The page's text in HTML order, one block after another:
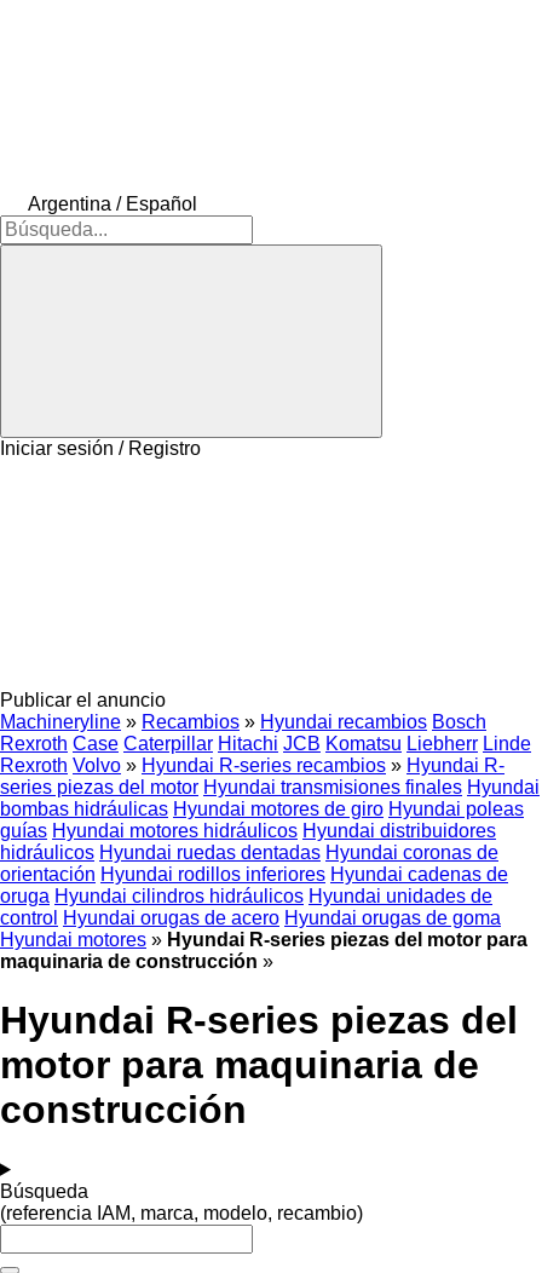
Argentina / Español
Iniciar sesión / Registro
Publicar el anuncio
Machineryline » Recambios » Hyundai recambios Bosch
Rexroth Case Caterpillar Hitachi JCB Komatsu Liebherr Linde
Rexroth Volvo » Hyundai R-series recambios » Hyundai R-
series piezas del motor Hyundai transmisiones finales Hyundai
bombas hidráulicas Hyundai motores de giro Hyundai poleas
guías Hyundai motores hidráulicos Hyundai distribuidores
hidráulicos Hyundai ruedas dentadas Hyundai coronas de
orientación Hyundai rodillos inferiores Hyundai cadenas de
oruga Hyundai cilindros hidráulicos Hyundai unidades de
control Hyundai orugas de acero Hyundai orugas de goma
Hyundai motores » Hyundai R-series piezas del motor para
maquinaria de construcción »
Hyundai R-series piezas del
motor para maquinaria de
construcción
Búsqueda
(referencia IAM, marca, modelo, recambio)